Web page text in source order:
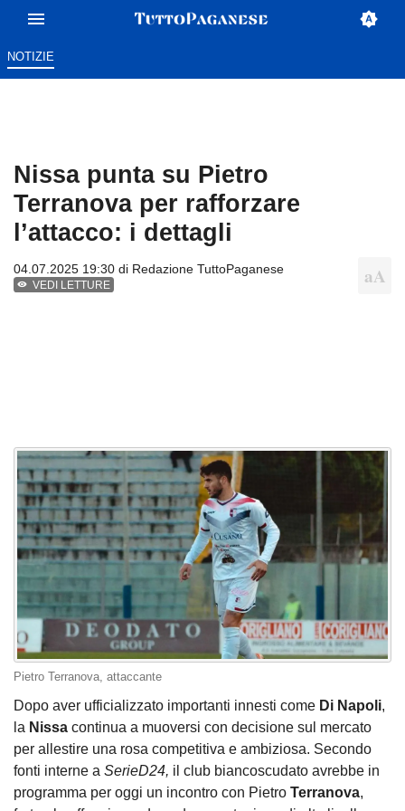
NOTIZIE
Nissa punta su Pietro
Terranova per rafforzare
l’attacco: i dettagli
04.07.2025 19:30 di Redazione TuttoPaganese
VEDI LETTURE
Pietro Terranova, attaccante
Dopo aver ufficializzato importanti innesti come Di Napoli,
la Nissa continua a muoversi con decisione sul mercato
per allestire una rosa competitiva e ambiziosa. Secondo
fonti interne a SerieD24, il club biancoscudato avrebbe in
programma per oggi un incontro con Pietro Terranova,